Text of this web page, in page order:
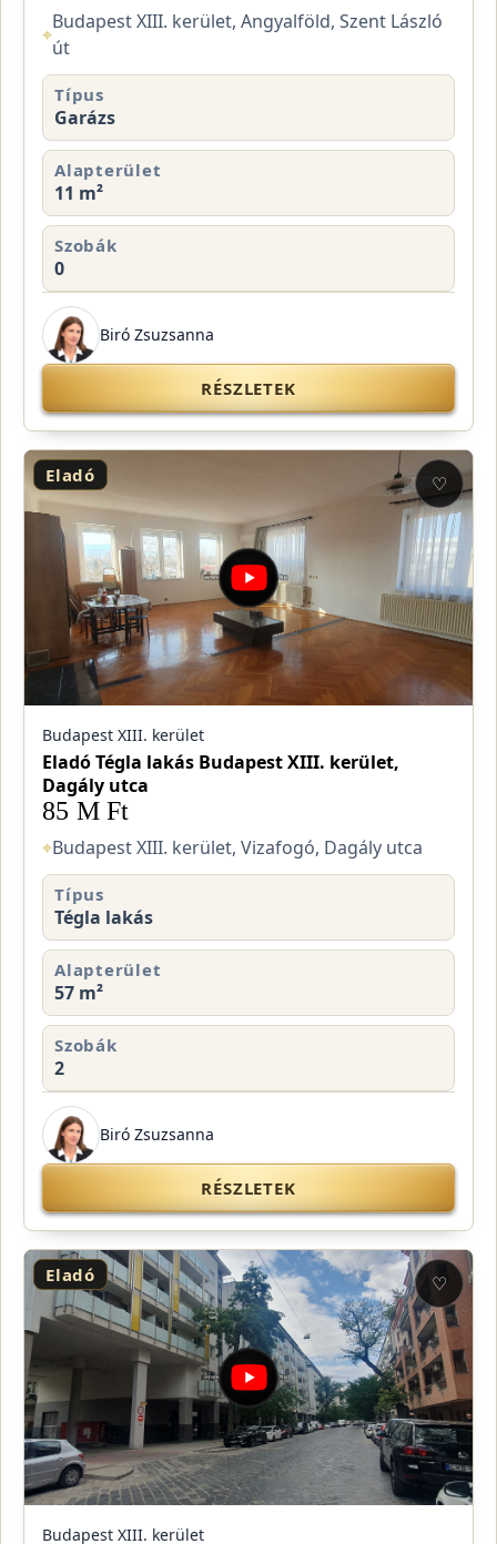
⌖
Budapest XIII. kerület, Angyalföld, Szent László
út
Típus
Garázs
Alapterület
11 m²
Szobák
0
Biró Zsuzsanna
RÉSZLETEK
Eladó ♡
Budapest XIII. kerület
Eladó Tégla lakás Budapest XIII. kerület,
Dagály utca
85 M Ft
⌖Budapest XIII. kerület, Vizafogó, Dagály utca
Típus
Tégla lakás
Alapterület
57 m²
Szobák
2
Biró Zsuzsanna
RÉSZLETEK
Eladó ♡
Budapest XIII. kerület